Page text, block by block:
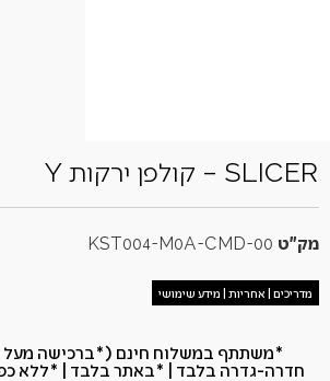
SLICER – קולפן ירקות Y
מק"ט
מדריכים | אחריות | מידע שימושי
חדרה-גדרה בלבד | *באתר בלבד | *ללא